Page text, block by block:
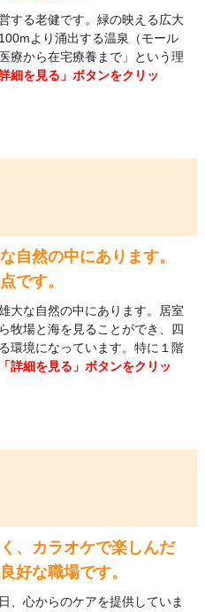
する老健です。緑の映える広大
より涌出する温泉（モール
療から在宅療養まで」という理
を見る」ボタンをクリッ
自然の中にあります。
です。
大な自然の中にあります。居室
牧場と海を見ることができ、四
環境になっています。特に１階
細を見る」ボタンをクリッ
、カラオケで楽しんだ
好な職場です。
、心からのケアを提供していま